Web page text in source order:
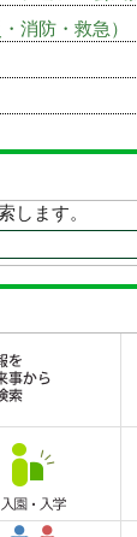
消防・救急）
します。